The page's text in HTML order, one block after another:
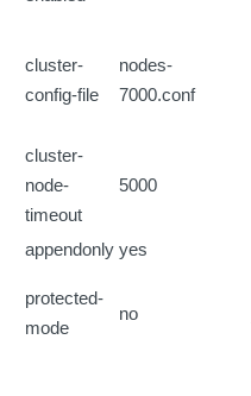
cluster-
config-file
nodes-
7000.conf
cluster-
node-
timeout
5000
appendonly yes
protected-
mode
no